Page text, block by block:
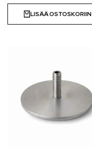
LISÄÄ OSTOSKORIIN